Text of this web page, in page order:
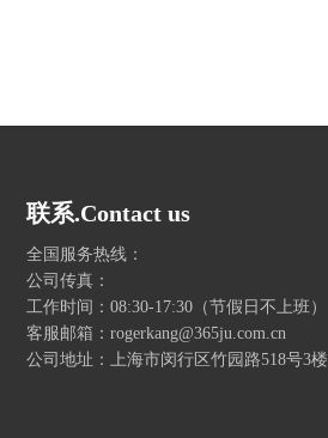
联系.Contact us
全国服务热线：
公司传真：
工作时间：08:30-17:30（节假日不上班）
客服邮箱：rogerkang@365ju.com.cn
公司地址：上海市闵行区竹园路518号3楼